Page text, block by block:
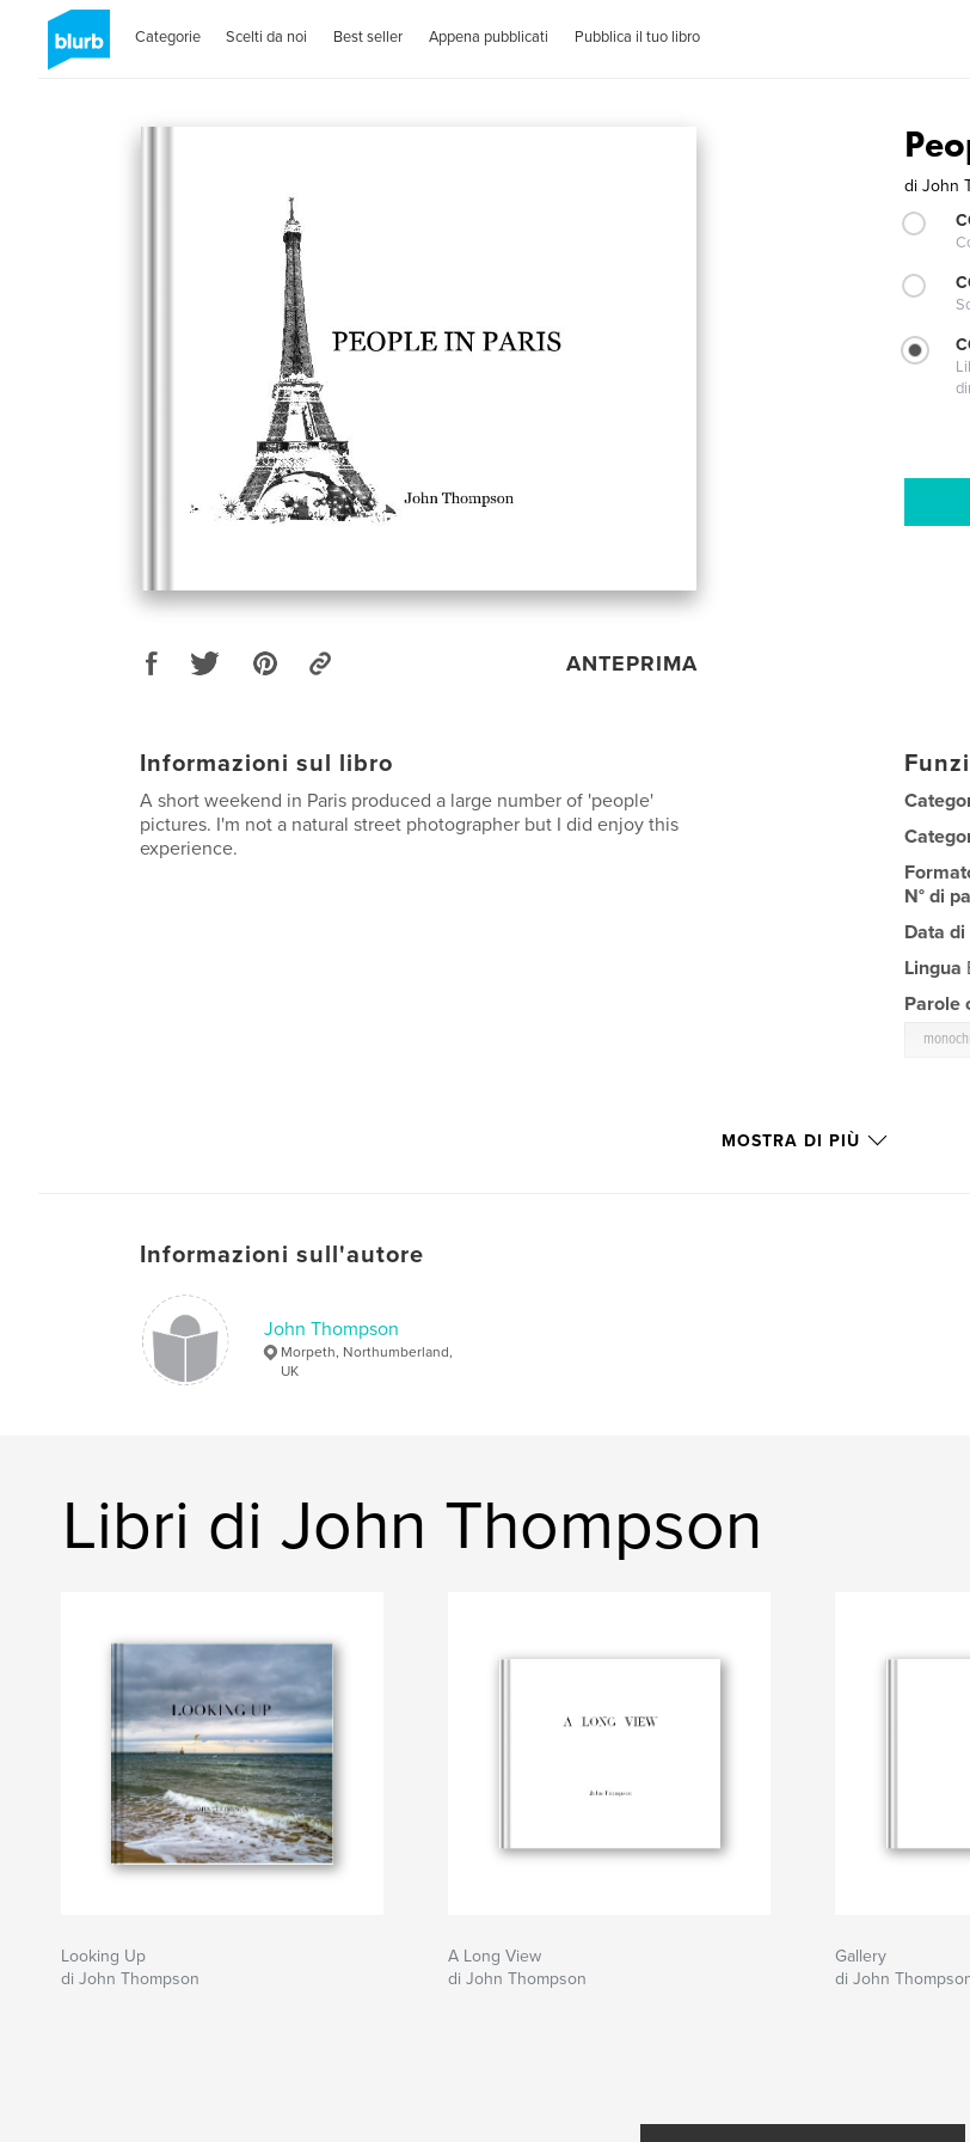
Categorie Scelti da noi Best seller Appena pubblicati Pubblica il tuo libro
ANTEPRIMA
di John
Informazioni sul libro
A short weekend in Paris produced a large number of 'people'
pictures. I'm not a natural street photographer but I did enjoy this
experience.
N° di
Data
Lingua
Parole
MOSTRA DI PIÙ
Informazioni sull'autore
John Thompson
Morpeth, Northumberland,
UK
Libri di John Thompson
Looking Up
di John Thompson
A Long View
di John Thompson
Gallery
di John